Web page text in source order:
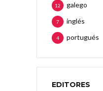
galego
12
inglés
7
portugués
4
EDITORES